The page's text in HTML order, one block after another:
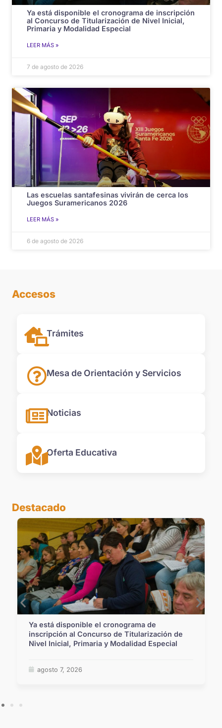
Ya está disponible el cronograma de inscripción
al Concurso de Titularización de Nivel Inicial,
Primaria y Modalidad Especial
LEER MÁS »
7 de agosto de 2026
Las escuelas santafesinas vivirán de cerca los
Juegos Suramericanos 2026
LEER MÁS »
6 de agosto de 2026
Accesos
Trámites
Mesa de Orientación y Servicios
Noticias
Oferta Educativa
Destacado
de
Titularización de
Especial
Las escuelas santafesinas
Juegos Suramericanos 2026